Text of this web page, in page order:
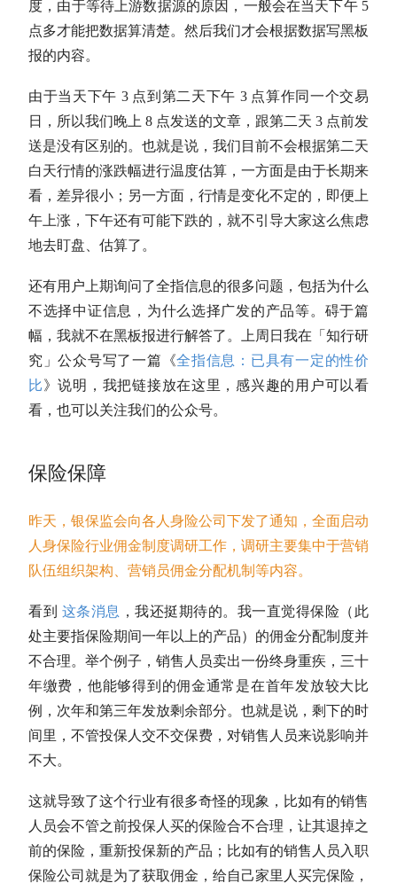
度，由于等待上游数据源的原因，一般会在当天下午 5
点多才能把数据算清楚。然后我们才会根据数据写黑板
报的内容。
由于当天下午 3 点到第二天下午 3 点算作同一个交易
日，所以我们晚上 8 点发送的文章，跟第二天 3 点前发
送是没有区别的。也就是说，我们目前不会根据第二天
白天行情的涨跌幅进行温度估算，一方面是由于长期来
看，差异很小；另一方面，行情是变化不定的，即便上
午上涨，下午还有可能下跌的，就不引导大家这么焦虑
地去盯盘、估算了。
还有用户上期询问了全指信息的很多问题，包括为什么
不选择中证信息，为什么选择广发的产品等。碍于篇
幅，我就不在黑板报进行解答了。上周日我在「知行研
究」公众号写了一篇《全指信息 ：已具有一定的性价
比》说明，我把链接放在这里，感兴趣的用户可以看
看，也可以关注我们的公众号。
保险保障
昨天，银保监会向各人身险公司下发了通知，全面启动
人身保险行业佣金制度调研工作，调研主要集中于营销
队伍组织架构、营销员佣金分配机制等内容。
看到 这条消息 ，我还挺期待的。我一直觉得保险（此
处主要指保险期间一年以上的产品）的佣金分配制度并
不合理。举个例子，销售人员卖出一份终身重疾，三十
年缴费，他能够得到的佣金通常是在首年发放较大比
例，次年和第三年发放剩余部分。也就是说，剩下的时
间里，不管投保人交不交保费，对销售人员来说影响并
不大。
这就导致了这个行业有很多奇怪的现象，比如有的销售
人员会不管之前投保人买的保险合不合理，让其退掉之
前的保险，重新投保新的产品；比如有的销售人员入职
保险公司就是为了获取佣金，给自己家里人买完保险，